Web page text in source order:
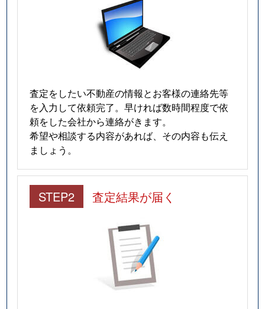
査定をしたい不動産の情報とお客様の連絡先等
を入力して依頼完了。早ければ数時間程度で依
頼をした会社から連絡がきます。
希望や相談する内容があれば、その内容も伝え
ましょう。
STEP2 査定結果が届く